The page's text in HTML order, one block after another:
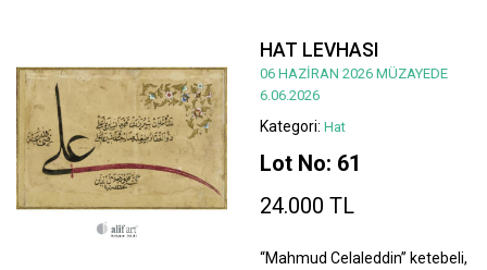
HAT LEVHASI
06 HAZİRAN 2026 MÜZAYEDE
6.06.2026
Kategori: Hat
Lot No: 61
24.000 TL
“Mahmud Celaleddin” ketebeli,